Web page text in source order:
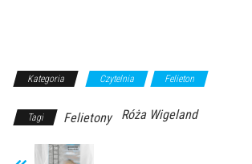
Kategoria Czytelnia Felieton
Tagi Felietony Róża Wigeland